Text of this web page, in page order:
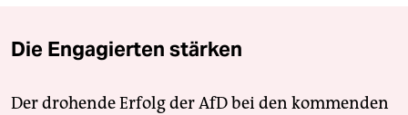
Die Engagierten stärken
Der drohende Erfolg der AfD bei den kommenden